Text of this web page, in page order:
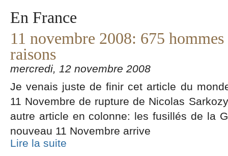
En France
11 novembre 2008: 675
raisons
mercredi, 12 novembre 2008
Je venais juste de finir cet article du
11 Novembre de rupture de Nicolas
autre article en colonne: les fusillés de la
nouveau 11 Novembre arrive
Lire la suite